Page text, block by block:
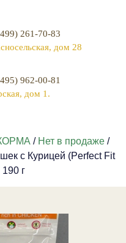
261-70-83
дом 28
962-00-81
дом 1.
/ Нет в продаже/
с Курицей (Perfect Fit
г